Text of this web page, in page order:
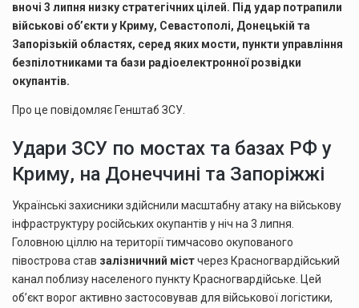
вночі 3 липня низку стратегічних цілей. Під удар потрапили
військові об’єкти у Криму, Севастополі, Донецькій та
Запорізькій областях, серед яких мости, пункти управління
безпілотниками та бази радіоелектронної розвідки
окупантів.
Про це повідомляє Генштаб ЗСУ.
Удари ЗСУ по мостах та базах РФ у
Криму, на Донеччині та Запоріжжі
Українські захисники здійснили масштабну атаку на військову
інфраструктуру російських окупантів у ніч на 3 липня.
Головною ціллю на території тимчасово окупованого
півострова став залізничний містчерез Красногвардійський
канал поблизу населеного пункту Красногвардійське. Цей
об’єкт ворог активно застосовував для військової логістики,